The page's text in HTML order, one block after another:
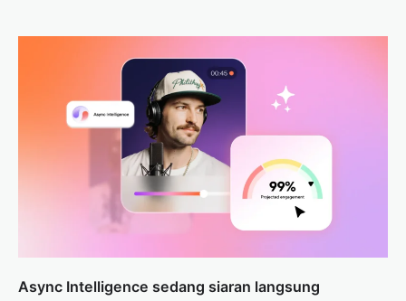
Async Intelligence sedang siaran langsung